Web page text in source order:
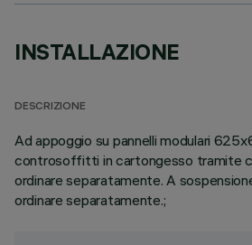
INSTALLAZIONE
DESCRIZIONE
Ad appoggio su pannelli modulari
controsoffitti in cartongesso tramite
ordinare separatamente. A
ordinare separatamente.;